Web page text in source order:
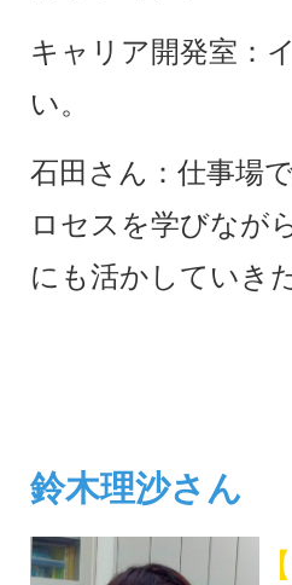
キャリア開発室：
い。
石田さん：仕事場
ロセスを学びなが
にも活かしていき
鈴木理沙さん